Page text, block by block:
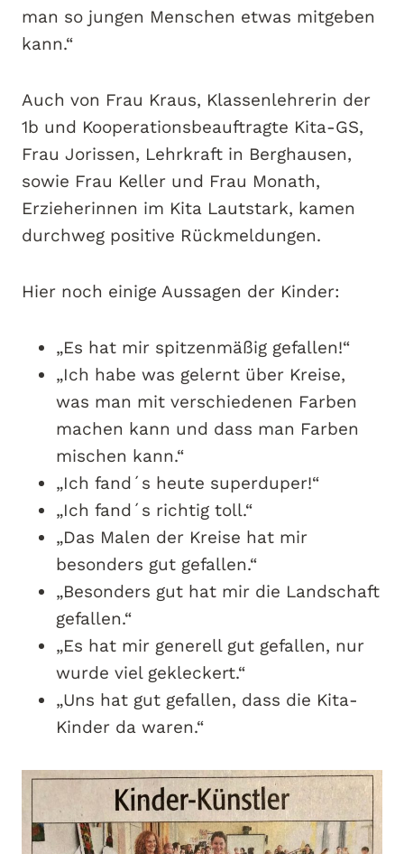
man so jungen Menschen etwas mitgeben
kann.“
Auch von Frau Kraus, Klassenlehrerin der
1b und Kooperationsbeauftragte Kita-GS,
Frau Jorissen, Lehrkraft in Berghausen,
sowie Frau Keller und Frau Monath,
Erzieherinnen im Kita Lautstark, kamen
durchweg positive Rückmeldungen.
Hier noch einige Aussagen der Kinder:
„Es hat mir spitzenmäßig gefallen!“
„Ich habe was gelernt über Kreise,
was man mit verschiedenen Farben
machen kann und dass man Farben
mischen kann.“
„Ich fand´s heute superduper!“
„Ich fand´s richtig toll.“
„Das Malen der Kreise hat mir
besonders gut gefallen.“
„Besonders gut hat mir die Landschaft
gefallen.“
„Es hat mir generell gut gefallen, nur
wurde viel gekleckert.“
„Uns hat gut gefallen, dass die Kita-
Kinder da waren.“